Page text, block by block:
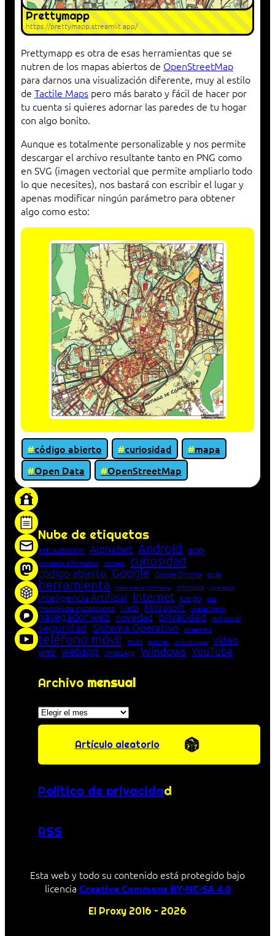
Prettymapp
https://prettymapp.streamlit.app/
Prettymapp es otra de esas herramientas que se
nutren de los mapas abiertos de OpenStreetMap
para darnos una visualización diferente, muy al estilo
de Tactile Maps pero más barato y fácil de hacer por
tu cuenta si quieres adornar las paredes de tu hogar
con algo bonito.
Aunque es totalmente personalizable y nos permite
descargar el archivo resultante tanto en PNG como
en SVG (imagen vectorial que permite ampliarlo todo
lo que necesites), nos bastará con escribir el lugar y
apenas modificar ningún parámetro para obtener
algo como esto:
código abierto curiosidad
mapa
Open Data
OpenStreetMap
Nube de etiquetas
actualización Alphabet Android app
concepto informático consejo curiosidad
código abierto Google Google Chrome guía
herramienta historia de la Informática Informática innovación
Inteligencia Artificial Internet juego lista
mensajería instantánea Meta Microsoft Mozilla Firefox
navegador web novedad privacidad red social
seguridad Sistema Operativo streaming
teléfono móvil truco tutorial Unión Europea vídeo
web webapp WhatsApp Windows YouTube
Archivo mensual
Archivos
Artículo aleatorio
Política de privacidad
RSS
Esta web y todo su contenido está protegido bajo
licencia Creative Commons BY-NC-SA 4.0
El Proxy 2016 – 2026